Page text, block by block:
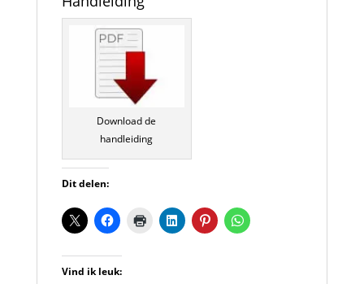
Download de
handleiding
Dit delen:
Vind ik leuk: